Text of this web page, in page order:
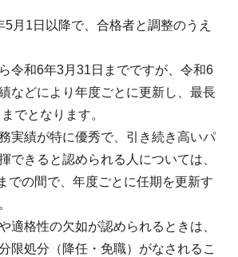
月1日以降で、合格者と調整のうえ
令和6年3月31日までですが、令和6
などにより年度ごとに更新し、最長
でとなります。
実績が特に優秀で、引き続き高いパ
できると認められる人については、
での間で、年度ごとに任期を更新す
適格性の欠如が認められるときは、
限処分（降任・免職）がなされるこ